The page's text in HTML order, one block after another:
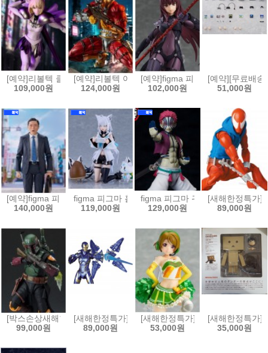
[예약]리볼텍 클레이모어 - 클레어 [4537807221216]
109,000원
[예약]리볼텍 어메이징 야마구치 DC 코믹스 데스샷
124,000원
[예약]figma 피그마 Fate/Grand
102,000원
[예약][무료배
51,000원
[예약]figma 피그마 고독한 미식가 - 이노가시라 고로 마츠시게 유타
140,000원
figma 피그마 홀로라이브 - 시라카미 후부키
119,000원
figma 피그마 귀멸의 칼날 - 아카
129,000원
[새해한정특가
89,000원
[박스손상새해한정특가]S.H.Figuarts 스타워즈:북 오브 보바펫 - 보바
99,000원
[새해한정특가]MAFEX 마펙스 No.184 어벤져스:
89,000원
[새해한정특가]figFIX 피그픽스
53,000원
[새해한정특가]
35,000원